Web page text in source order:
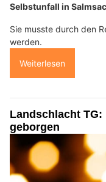
Selbstunfall in
Sie musste durch den
werden.
Weiterlesen
Landschlacht TG:
geborgen